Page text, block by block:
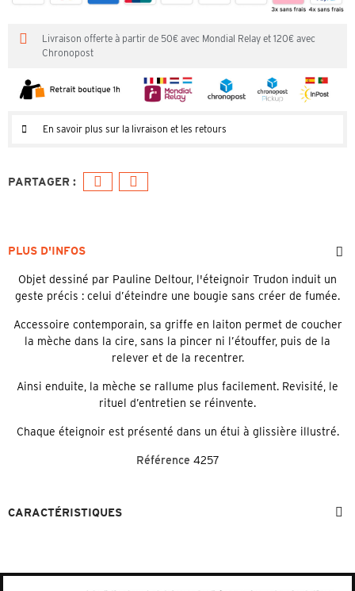
Livraison offerte à partir de 50€ avec Mondial Relay et 120€ avec
Chronopost
En savoir plus sur la livraison et les retours
PLUS D'INFOS
Objet dessiné par Pauline Deltour, l'éteignoir Trudon induit un
geste précis : celui d’éteindre une bougie sans créer de fumée.
Accessoire contemporain, sa griffe en laiton permet de coucher
la mèche dans la cire, sans la pincer ni l’étouffer, puis de la
relever et de la recentrer.
Ainsi enduite, la mèche se rallume plus facilement. Revisité, le
rituel d’entretien se réinvente.
Chaque éteignoir est présenté dans un étui à glissière illustré.
Référence 4257
CARACTÉRISTIQUES